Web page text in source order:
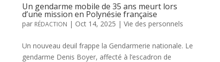
Un gendarme mobile de 35 ans meurt lors
d’une mission en Polynésie française
par RÉDACTION | Oct 14, 2025 | Vie des personnels
Un nouveau deuil frappe la Gendarmerie nationale. Le
gendarme Denis Boyer, affecté à l’escadron de